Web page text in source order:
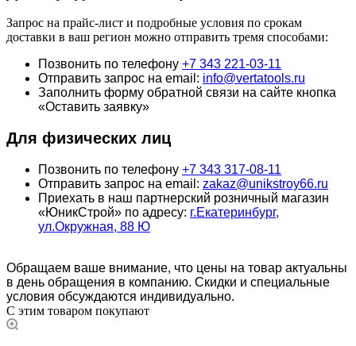
Запрос на прайс-лист и подробные условия по срокам
доставки в ваш регион можно отправить тремя способами:
Позвонить по телефону +7 343 221-03-11
Отправить запрос на email: info@vertatools.ru
Заполнить форму обратной связи на сайте кнопка
«Оставить заявку»
Для физических лиц
Позвонить по телефону +7 343 317-08-11
Отправить запрос на email: zakaz@unikstroy66.ru
Приехать в наш партнерский розничный магазин
«ЮникСтрой» по адресу: г.Екатеринбург,
ул.Окружная, 88 Ю
Обращаем ваше внимание, что цены на товар актуальны
в день обращения в компанию. Скидки и специальные
условия обсуждаются индивидуально.
С этим товаром покупают